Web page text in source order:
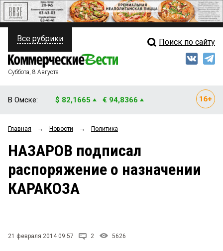
ПОЛИТИКА
ФИНАНСЫ
ОБЩЕСТВО
ЗАКОН
НОВОСТИ КОМПАНИЙ
Свежий выпуск
Рейтинги
Блоги
Все рубрики Поиск по сайту
Суббота, 8 Августа
В Омске: $ 82,1665 € 94,8366
Главная → Новости → Политика
НАЗАРОВ подписал
распоряжение о назначении
КАРАКОЗА
21 февраля 2014 09:57 2 5626